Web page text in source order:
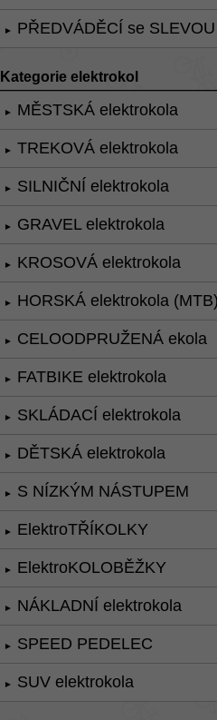
► PŘEDVÁDĚCÍ se SLEVOU
Kategorie elektrokol
► MĚSTSKÁ elektrokola
► TREKOVÁ elektrokola
► SILNIČNÍ elektrokola
► GRAVEL elektrokola
► KROSOVÁ elektrokola
► HORSKÁ elektrokola (MTB)
► CELOODPRUŽENÁ ekola
► FATBIKE elektrokola
► SKLÁDACÍ elektrokola
► DĚTSKÁ elektrokola
► S NÍZKÝM NÁSTUPEM
► ElektroTŘÍKOLKY
► ElektroKOLOBĚŽKY
► NÁKLADNÍ elektrokola
► SPEED PEDELEC
► SUV elektrokola